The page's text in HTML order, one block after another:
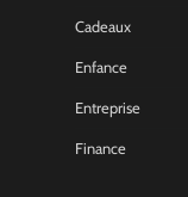
Cadeaux
Enfance
Entreprise
Finance